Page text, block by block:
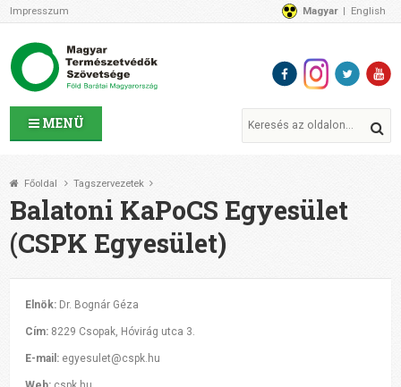
MENÜ
Impresszum Magyar English
Az MTVSZ-ről
Programok
MTVSZ ügyek és események
Tagszervezetek
Támogatóink
CSATLAKOZZ hozzánk!
Elérhetőségeink
Támogatás
Főoldal Tagszervezetek
Balatoni KaPoCS Egyesület
(CSPK Egyesület)
Elnök: Dr. Bognár Géza
Cím: 8229 Csopak, Hóvirág utca 3.
E-mail: egyesulet@cspk.hu